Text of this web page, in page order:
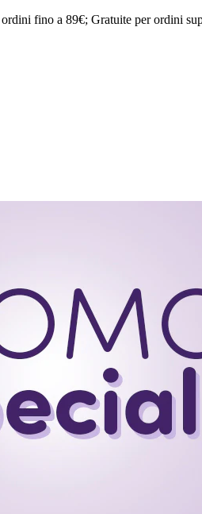
ordini fino a 89€; Gratuite perordini